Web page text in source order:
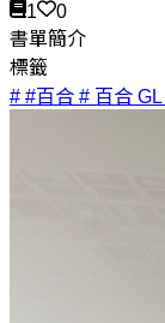
1
0
書單簡介
標籤
# #百合 # 百合 GL